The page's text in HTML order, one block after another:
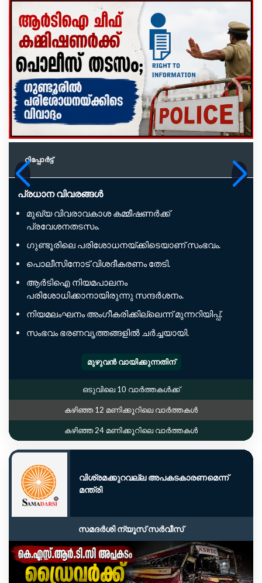
റിപ്പോര്‍ട്ട്
പ്രധാന വിവരങ്ങൾ
മുഖ്യ വിവരാവകാശ കമ്മീഷണർക്ക്
പ്രവേശനതടസം.
ഗുണ്ടൂരിലെ പരിശോധനയ്ക്കിടെയാണ് സംഭവം.
പൊലീസിനോട് വിശദീകരണം തേടി.
ആർടിഐ നിയമപാലനം
പരിശോധിക്കാനായിരുന്നു സന്ദർശനം.
നിയമലംഘനം അംഗീകരിക്കില്ലെന്ന് മുന്നറിയിപ്പ്.
സംഭവം ഭരണവൃത്തങ്ങളിൽ ചർച്ചയായി.
മുഴുവൻ വായിക്കുന്നതിന്
ഒടുവിലെ 10 വാർത്തകൾക്ക്
കഴിഞ്ഞ 12 മണിക്കൂറിലെ വാർത്തകൾ
കഴിഞ്ഞ 24 മണിക്കൂറിലെ വാർത്തകൾ
വിശ്രമക്കുറവല്ല അപകടകാരണമെന്ന്
മന്ത്രി
സമദർശി ന്യൂസ് സർവീസ്